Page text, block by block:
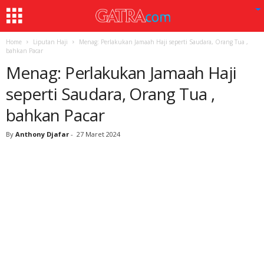
Home Liputan Haji
Menag: Perlakukan Jamaah Haji seperti Saudara, Orang Tua ,
bahkan Pacar
Menag: Perlakukan Jamaah Haji
seperti Saudara, Orang Tua ,
bahkan Pacar
By Anthony Djafar - 27 Maret 2024